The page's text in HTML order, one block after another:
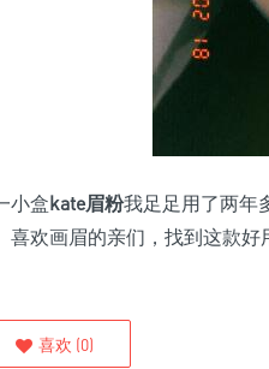
小盒kate眉粉我足足用了两年
喜欢画眉的亲们，找到这款好
喜欢 (0)